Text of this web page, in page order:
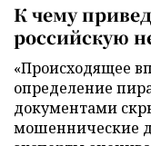
К чему
российскую
«Происходящее
определение
документами
мошеннические